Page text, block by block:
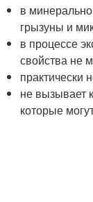
в
грызуны и
в процессе
свойства не
практически
не вызывает
которые